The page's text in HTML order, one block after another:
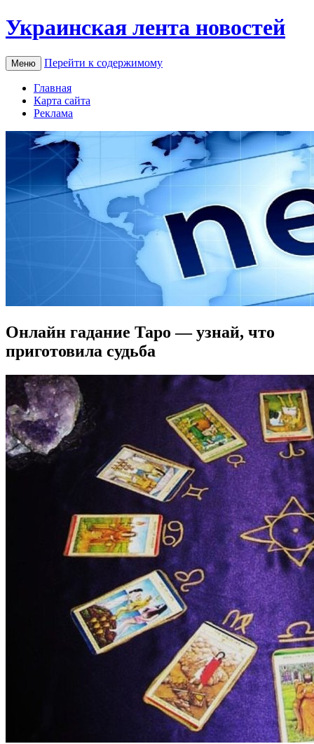
Украинская лента новостей
Меню Перейти к содержимому
Главная
Карта сайта
Реклама
Онлайн гадание Таро — узнай, что
приготовила судьба